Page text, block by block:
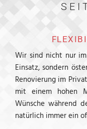
Wir sind nicht nur
Einsatz, sondern
Renovierung im
mit einem hohen
Wünsche während
natürlich immer ein